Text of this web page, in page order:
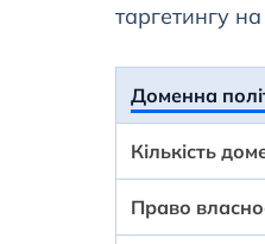
таргетингу
Доменна
Кількість
Право